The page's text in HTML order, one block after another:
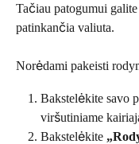
Tačiau patogumui
patinkančia valiuta.
Norėdami pakeisti
Bakstelėkite savo
viršutiniame
Bakstelėkite